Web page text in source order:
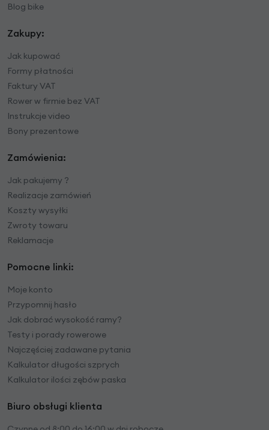
Blog bike
Zakupy:
Jak kupować
Formy płatności
Faktury VAT
Rower w firmie bez VAT
Instrukcje video
Bony prezentowe
Zamówienia:
Jak pakujemy ?
Realizacje zamówień
Koszty wysyłki
Zwroty towaru
Reklamacje
Pomocne linki:
Moje konto
Przypomnij hasło
Jak dobrać wysokość ramy?
Testy i porady rowerowe
Najczęściej zadawane pytania
Kalkulator długości szprych
Kalkulator ilości zębów paska
Biuro obsługi klienta